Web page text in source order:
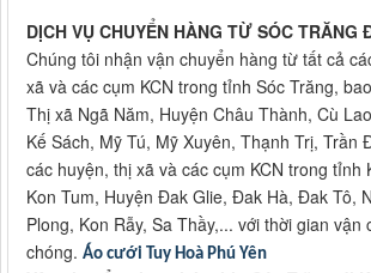
DỊCH VỤ CHUYỂN HÀNG TỪ SÓC TRĂNG
Chúng tôi nhận vận chuyển hàng từ tất cả
xã và các cụm KCN trong tỉnh Sóc Trăng,
Thị xã Ngã Năm, Huyện Châu Thành, Cù
Kế Sách, Mỹ Tú, Mỹ Xuyên, Thạnh Trị, Trần
các huyện, thị xã và các cụm KCN trong tỉnh
Kon Tum, Huyện Đak Glie, Đak Hà, Đak Tô,
Plong, Kon Rẫy, Sa Thầy,... với thời gian vận
chóng. Áo cưới Tuy Hoà Phú Yên